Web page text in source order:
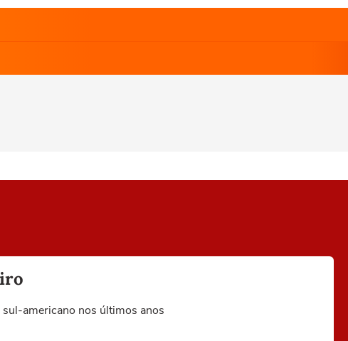
americano nos últimos anos